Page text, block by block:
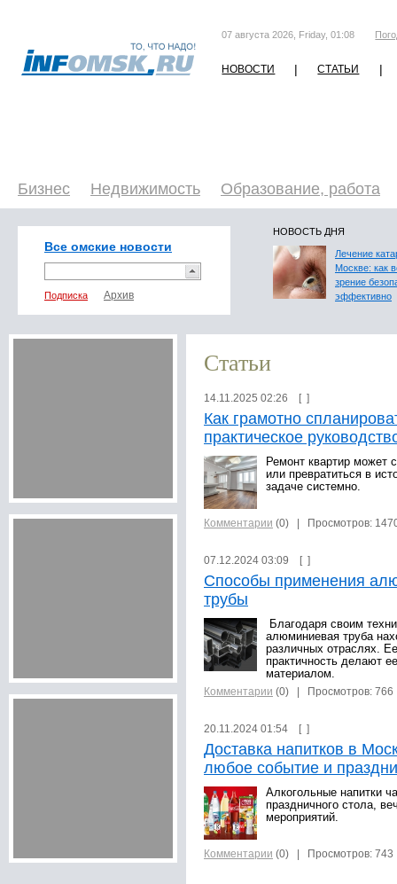
07 августа 2026, Friday, 01:08
НОВОСТИ | СТАТЬИ |
Бизнес Недвижимость Образование, работа
Все омские новости
Подписка
НОВОСТЬ ДНЯ
Лечение
Москве: как
зрение
эффективно
Статьи
14.11.2025 02:26 [ ]
Как грамотно
практическое
Ремонт квартир может
или превратиться в
задаче системно.
Комментарии (0) | Просмотров:
07.12.2024 03:09 [ ]
Способы применения
трубы
Благодаря своим
алюминиевая труба
различных отраслях.
практичность делают
материалом.
Комментарии (0) | Просмотров: 766
20.11.2024 01:54 [ ]
Доставка напитков в
любое событие и
Алкогольные напитки
праздничного стола,
мероприятий.
Комментарии (0) | Просмотров: 743